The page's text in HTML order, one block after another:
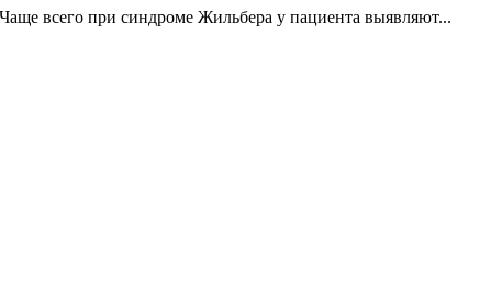
всего при синдроме Жильбера у пациента выявляют...